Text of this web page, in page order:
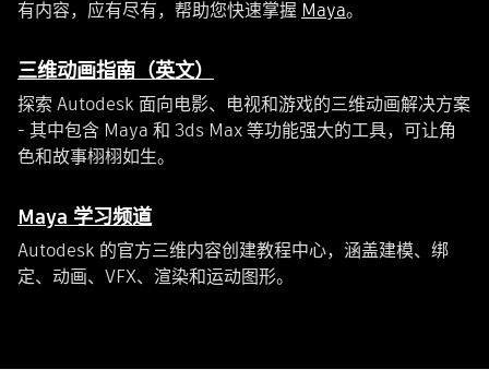
有内容，应有尽有，帮助您快速掌握 Maya。
三维动画指南（英文）
探索 Autodesk 面向电影、电视和游戏的三维动画解决方案
- 其中包含 Maya 和 3ds Max 等功能强大的工具，可让角
色和故事栩栩如生。
Maya 学习频道
Autodesk 的官方三维内容创建教程中心，涵盖建模、绑
定、动画、VFX、渲染和运动图形。